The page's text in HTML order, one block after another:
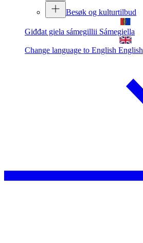
Besøk og kulturtilbud
Giđđat giela sámegillii Sámegiella
Change language to English English